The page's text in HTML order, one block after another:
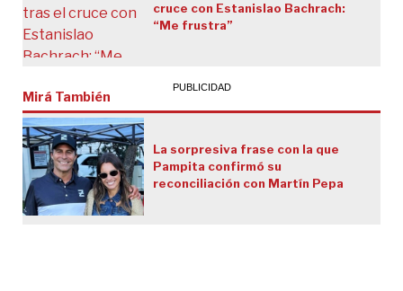
cruce con Estanislao Bachrach:
“Me frustra”
Mirá También
La sorpresiva frase con la que
Pampita confirmó su
reconciliación con Martín Pepa